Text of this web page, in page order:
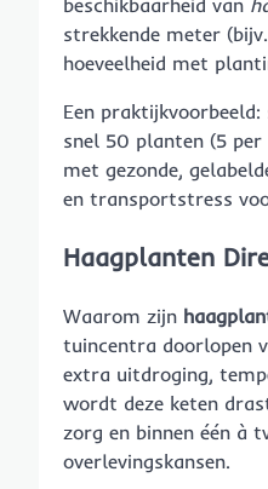
beschikbaarheid van
strekkende meter
hoeveelheid met
Een
snel 50 planten (5 per
met gezonde,
en transportstress
Haagplanten
Waarom zijn
tuincentra doorlopen
extra uitdroging,
wordt deze keten
zorg en binnen één à
overlevingskansen.